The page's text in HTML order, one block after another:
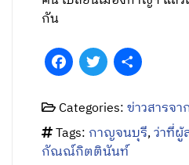
กัน
FacebookTwitter
Categories:ข่าวสารจ
Tags: กาญจนบุรี,ว่าที่ผู้
กัณณ์กิตตินันท์